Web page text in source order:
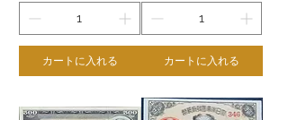
カートに入れる カートに入れる